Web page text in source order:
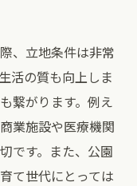
携
法
、立地条件は非常
活の質も向上しま
繋がります。例え
業施設や医療機関
です。また、公園
て世代にとっては